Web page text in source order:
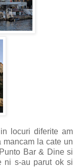
locuri diferite am
la cate un
Bar & Dine si
ni s-au parut ok si